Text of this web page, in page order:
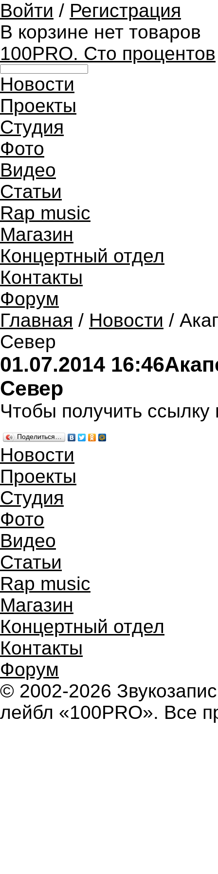
Войти / Регистрация
В корзине нет товаров
100PRO. Сто процентов
Новости
Проекты
Студия
Фото
Видео
Статьи
Rap music
Магазин
Концертный отдел
Контакты
Форум
Главная / Новости /
Север
01.07.2014 16:46
Север
Чтобы получить
Поделиться…
Новости
Проекты
Студия
Фото
Видео
Статьи
Rap music
Магазин
Концертный отдел
Контакты
Форум
© 2002-2026
лейбл «100PRO». Все